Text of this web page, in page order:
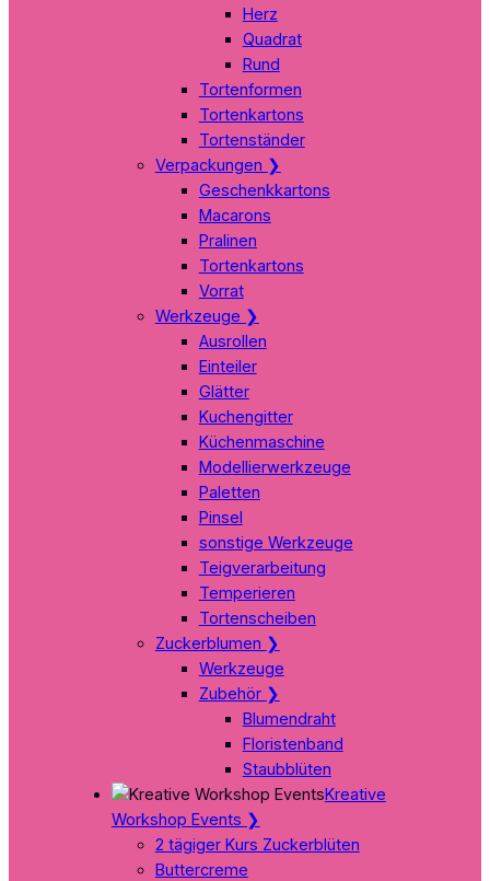
Herz
Quadrat
Rund
Tortenformen
Tortenkartons
Tortenständer
Verpackungen ❯
Geschenkkartons
Macarons
Pralinen
Tortenkartons
Vorrat
Werkzeuge ❯
Ausrollen
Einteiler
Glätter
Kuchengitter
Küchenmaschine
Modellierwerkzeuge
Paletten
Pinsel
sonstige Werkzeuge
Teigverarbeitung
Temperieren
Tortenscheiben
Zuckerblumen ❯
Werkzeuge
Zubehör ❯
Blumendraht
Floristenband
Staubblüten
Kreative
Workshop Events ❯
2 tägiger Kurs Zuckerblüten
Buttercreme